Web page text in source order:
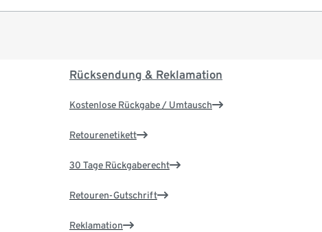
Rücksendung & Reklamation
Kostenlose Rückgabe / Umtausch
Retourenetikett
30 Tage Rückgaberecht
Retouren-Gutschrift
Reklamation